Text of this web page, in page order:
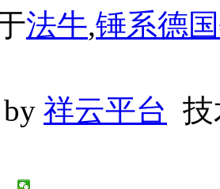
法牛,锤系德
祥云平台